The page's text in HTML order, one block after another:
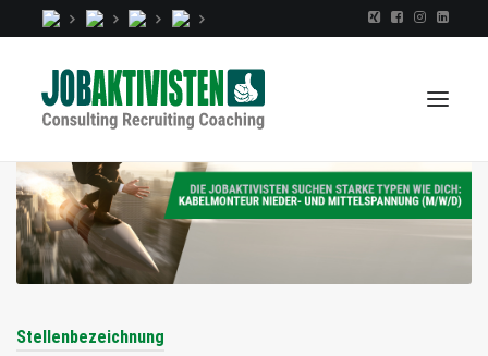
TALENTINDEX
CONSULTING
COACHING
Stellenbezeichnung